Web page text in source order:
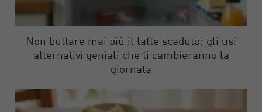
Non buttare mai più il latte scaduto: gli usi
alternativi geniali che ti cambieranno la
giornata